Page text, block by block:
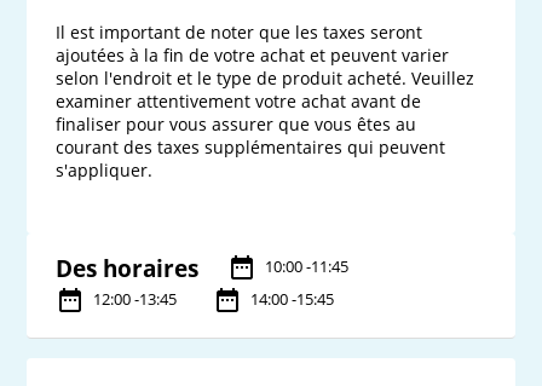
Il est important de noter que les taxes seront
ajoutées à la fin de votre achat et peuvent varier
selon l'endroit et le type de produit acheté. Veuillez
examiner attentivement votre achat avant de
finaliser pour vous assurer que vous êtes au
courant des taxes supplémentaires qui peuvent
s'appliquer.
Des horaires
10:00 -11:45
12:00 -13:45
14:00 -15:45